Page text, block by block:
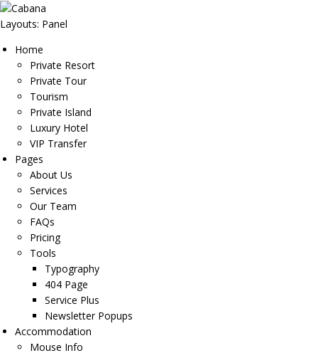
Layouts: Panel
Home
Private Resort
Private Tour
Tourism
Private Island
Luxury Hotel
VIP Transfer
Pages
About Us
Services
Our Team
FAQs
Pricing
Tools
Typography
404 Page
Service Plus
Newsletter Popups
Accommodation
Mouse Info